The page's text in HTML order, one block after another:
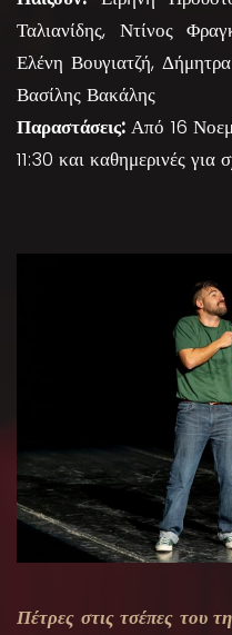
Ταλιανίδης, Ντίνος
Ελένη Βουγιατζή,
Βασίλης Βακάλης
Παραστάσεις: Από 16
11:30 και καθημερινές για
Πέτρες στις τσέπες του